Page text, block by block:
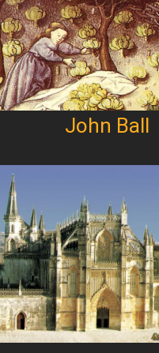
John Ball